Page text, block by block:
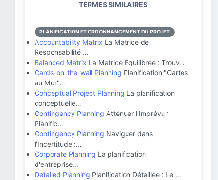
TERMES SIMILAIRES
PLANIFICATION ET ORDONNANCEMENT DU PROJET
Accountability Matrix La Matrice de
Responsabilité …
Balanced Matrix La Matrice Équilibrée : Trouv…
Cards-on-the-wall Planning Planification "Cartes
au Mur"…
Conceptual Project Planning La planification
conceptuelle…
Contingency Planning Atténuer l'Imprévu :
Planific…
Contingency Planning Naviguer dans
l'Incertitude :…
Corporate Planning La planification
d'entreprise…
Detailed Planning Planification Détaillée : Le …